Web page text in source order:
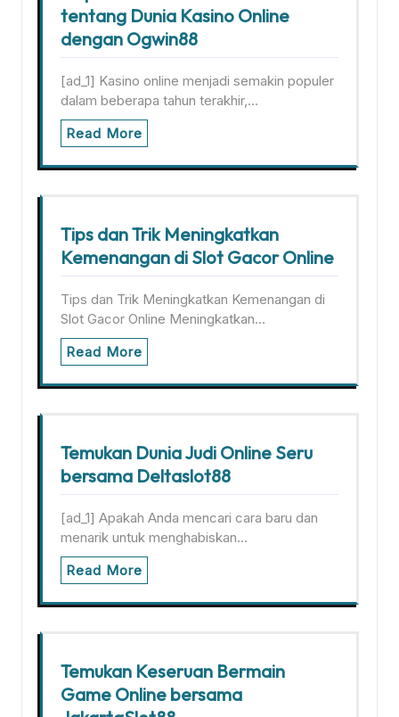
tentang Dunia Kasino Online
dengan Ogwin88
[ad_1] Kasino online menjadi semakin populer
dalam beberapa tahun terakhir,…
Read More
Tips dan Trik Meningkatkan
Kemenangan di Slot Gacor Online
Tips dan Trik Meningkatkan Kemenangan di
Slot Gacor Online Meningkatkan…
Read More
Temukan Dunia Judi Online Seru
bersama Deltaslot88
[ad_1] Apakah Anda mencari cara baru dan
menarik untuk menghabiskan…
Read More
Temukan Keseruan Bermain
Game Online bersama